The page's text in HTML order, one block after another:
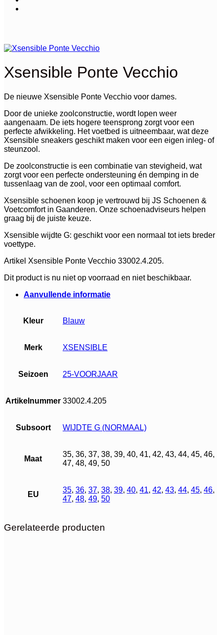
Xsensible Ponte Vecchio
De nieuwe Xsensible Ponte Vecchio voor dames.
Door de unieke zoolconstructie, wordt lopen weer
aangenaam. De iets hogere teensprong zorgt voor een
perfecte afwikkeling. Het voetbed is uitneembaar, wat deze
Xsensible sneakers geschikt maken voor een eigen inleg- of
steunzool.
De zoolconstructie is een combinatie van stevigheid, wat
zorgt voor een perfecte ondersteuning én demping in de
tussenlaag van de zool, voor een optimaal comfort.
Xsensible schoenen koop je vertrouwd bij JS Schoenen &
Voetcomfort in Gaanderen. Onze schoenadviseurs helpen
graag bij de juiste keuze.
Xsensible wijdte G: geschikt voor een normaal tot iets breder
voettype.
Artikel Xsensible Ponte Vecchio 33002.4.205.
Dit product is nu niet op voorraad en niet beschikbaar.
Alternative:
Aanvullende informatie
Kleur Blauw
Merk XSENSIBLE
Seizoen 25-VOORJAAR
Artikelnummer 33002.4.205
Subsoort WIJDTE G (NORMAAL)
Maat
35, 36, 37, 38, 39, 40, 41, 42, 43, 44, 45, 46,
47, 48, 49, 50
EU
35, 36, 37, 38, 39, 40, 41, 42, 43, 44, 45, 46,
47, 48, 49, 50
Gerelateerde producten